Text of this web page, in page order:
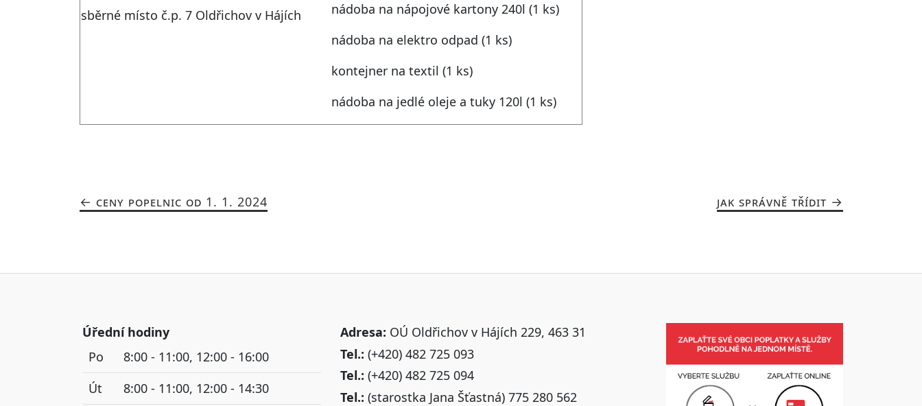
sběrné místo č.p. 7 Oldřichov v Hájích
nádoba na nápojové kartony 240l (1 ks)
nádoba na elektro odpad (1 ks)
kontejner na textil (1 ks)
nádoba na jedlé oleje a tuky 120l (1 ks)
CENY POPELNIC OD 1. 1. 2024 JAK SPRÁVNĚ TŘÍDIT
Úřední hodiny
Po
8:00 - 11:00, 12:00 - 16:00
Út
8:00 - 11:00, 12:00 - 14:30
Adresa: OÚ Oldřichov v Hájích 229, 463 31
Tel.: (+420) 482 725 093
Tel.: (+420) 482 725 094
Tel.: (starostka Jana Šťastná) 775 280 562